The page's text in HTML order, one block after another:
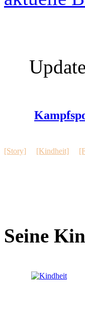
[Story] [Kindheit]
Seine